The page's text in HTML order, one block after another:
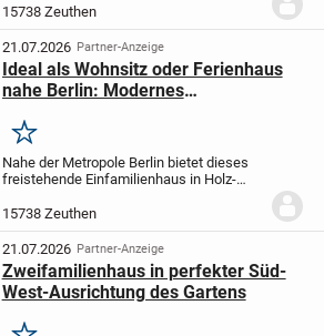
Wohnfläche von 145,86 m² bietet
ausreichend Platz zur persönlichen
Entfaltung und ermöglicht 4 bis 5 Zimmer
-...
15738 Zeuthen
21.07.2026 Partner-Anzeige
Ideal als Wohnsitz oder Ferienhaus
nahe Berlin: Modernes
Merken
Nahe der Metropole Berlin bietet dieses
freistehende Einfamilienhaus in Holz-
echtes Idyll. 2003 im beliebten Zeuthen
errichtet, steht das Haus auf einem ca.
720 m²...
15738 Zeuthen
21.07.2026 Partner-Anzeige
Zweifamilienhaus in perfekter Süd-
West-Ausrichtung des Gartens